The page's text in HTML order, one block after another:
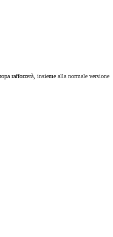
rafforzerà, insieme alla normale versione